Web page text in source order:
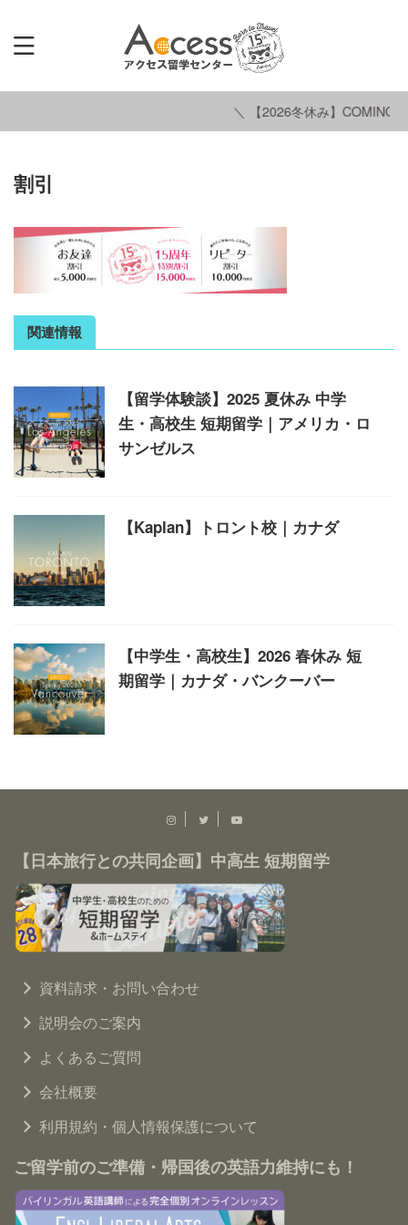
＼ 【2026冬休み】COMING
割引
関連情報
【留学体験談】2025 夏休み 中学
生・高校生 短期留学｜アメリカ・ロ
サンゼルス
【Kaplan】トロント校｜カナダ
【中学生・高校生】2026 春休み 短
期留学｜カナダ・バンクーバー
【日本旅行との共同企画】中高生 短期留学
資料請求・お問い合わせ
説明会のご案内
よくあるご質問
会社概要
利用規約・個人情報保護について
ご留学前のご準備・帰国後の英語力維持にも！